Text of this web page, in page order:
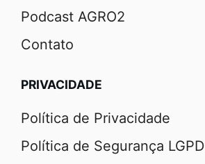
Podcast AGRO2
Contato
PRIVACIDADE
Política de Privacidade
Política de Segurança LGPD